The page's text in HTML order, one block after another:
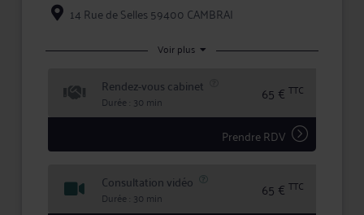
juridiques, aux mandats de représentation lors d'une
procédure, en passant par la prise en charge des
bénéficiez d'une confidentialité totale dans le
traitement de votre dossier et des garanties qu'offre
la profession d'avocat en matière d'expertise et de
14 Rue de Selles 59400 CAMBRAI
Voir plus
Rendez-vous cabinet
Durée : 30 min 65 € TTC
Prendre RDV
Consultation vidéo
Durée : 30 min 65 € TTC